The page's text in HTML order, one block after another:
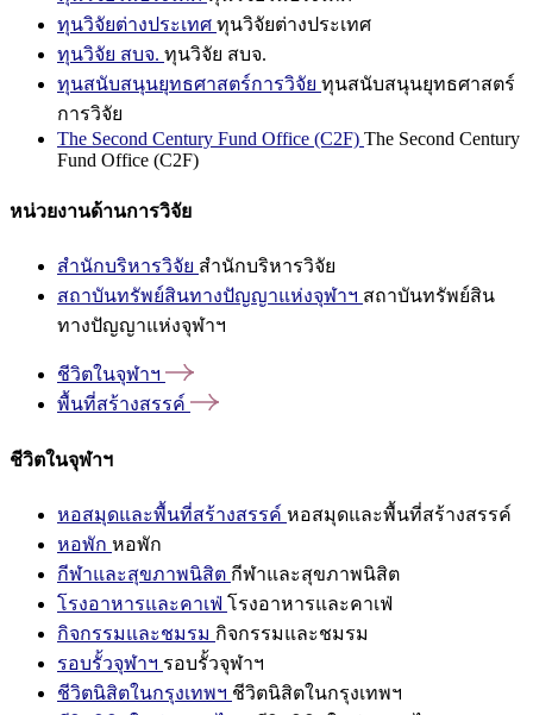
ทุนวิจัยต่างประเทศ ทุนวิจัยต่างประเทศ
ทุนวิจัย สบจ. ทุนวิจัย สบจ.
ทุนสนับสนุนยุทธศาสตร์การวิจัย ทุนสนับสนุนยุทธศาสตร์
การวิจัย
The Second Century Fund Office (C2F) The Second Century
Fund Office (C2F)
หน่วยงานด้านการวิจัย
สำนักบริหารวิจัย สำนักบริหารวิจัย
สถาบันทรัพย์สินทางปัญญาแห่งจุฬาฯ สถาบันทรัพย์สิน
ทางปัญญาแห่งจุฬาฯ
ชีวิตในจุฬาฯ
พื้นที่สร้างสรรค์
ชีวิตในจุฬาฯ
หอสมุดและพื้นที่สร้างสรรค์ หอสมุดและพื้นที่สร้างสรรค์
หอพัก หอพัก
กีฬาและสุขภาพนิสิต กีฬาและสุขภาพนิสิต
โรงอาหารและคาเฟ่ โรงอาหารและคาเฟ่
กิจกรรมและชมรม กิจกรรมและชมรม
รอบรั้วจุฬาฯ รอบรั้วจุฬาฯ
ชีวิตนิสิตในกรุงเทพฯ ชีวิตนิสิตในกรุงเทพฯ